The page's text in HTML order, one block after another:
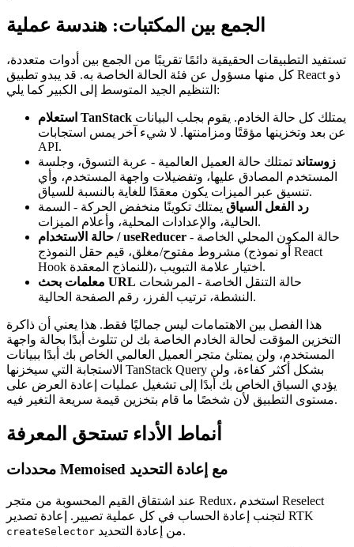
الجمع بين المكتبات: هندسة عملية
تستفيد التطبيقات الحقيقية دائمًا تقريبًا من الجمع بين أدوات متعددة،
كل منها مسؤول عن فئة الحالة الخاصة به. قد يبدو تطبيق React ذو
التنظيم الجيد المتوسط ​​إلى الكبير كما يلي:
استعلام TanStack
عن بعد وتخزينها مؤقتًا ومزامنتها. لا شيء آخر يمس استجابات
API.
زوستاند تمتلك حالة العميل العالمية - عربة التسوق، وجلسة
المستخدم المصادق عليها، وتفضيلات واجهة المستخدم، وأي
تنسيق عبر الميزات يكون معقدًا للغاية بالنسبة للسياق.
رد الفعل السياق يمتلك تكوينًا منخفض الحركة - السمة
الحالية، والإعدادات المحلية، وأعلام الميزات.
حالة الاستخدام / useReducer
مشروط مفتوح/مغلق، قيم حقل النموذج (أو نموذج React
Hook للنماذج المعقدة)، اختيار علامة التبويب.
معلمات بحث URL
النشطة، ترتيب الفرز، رقم الصفحة الحالية.
هذا الفصل بين الاهتمامات ليس جماليًا فقط. هذا يعني أن ذاكرة
التخزين المؤقت لحالة الخادم الخاصة بك لن تتلوث أبدًا بحالة واجهة
المستخدم، ولن يمتلئ متجر العميل العالمي الخاص بك أبدًا ببيانات
الاستجابة التي سيخزنها TanStack Query بشكل أكثر كفاءة، ولن
يؤدي السياق الخاص بك أبدًا إلى تشغيل عمليات إعادة العرض على
مستوى التطبيق لأن شخصًا ما قام بتخزين قيمة سريعة التغير فيه.
أنماط الأداء تستحق المعرفة
محددات Memoised مع إعادة التحديد
عند اشتقاق القيم المحسوبة من متجر Redux، استخدم Reselect
لتجنب إعادة الحساب في كل عملية تصيير. إعادة تصدير RTK
createSelector من إعادة التحديد.